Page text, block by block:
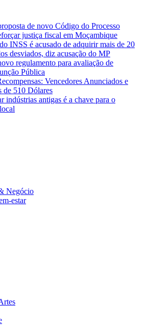
de novo Código do Processo
justiça fiscal em Moçambique
INSS é acusado de adquirir mais de 20
desviados, diz acusação do MP
regulamento para avaliação de
Pública
Vencedores Anunciados e
de 510 Dólares
indústrias antigas é a chave para o
Negócio
estar